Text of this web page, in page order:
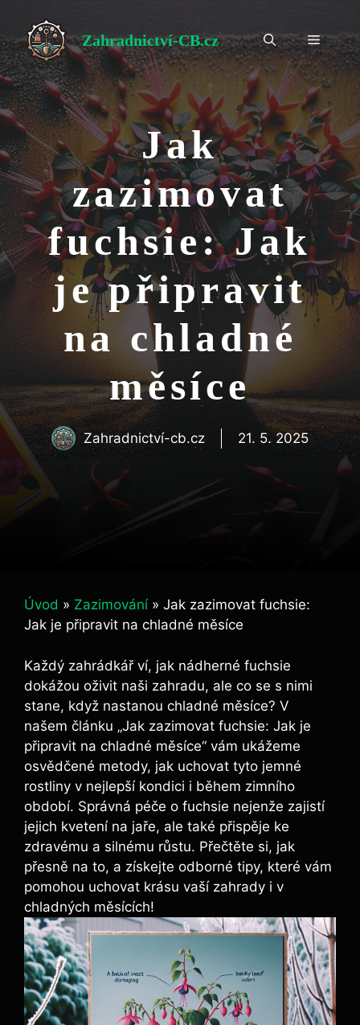
obsah
Zahradnictví-CB.cz Menu
Jak
zazimovat
fuchsie: Jak
je připravit
na chladné
měsíce
Zahradnictví-cb.cz 21. 5. 2025
Úvod » Zazimování » Jak zazimovat fuchsie:
Jak je připravit na chladné měsíce
Každý zahrádkář ví, jak nádherné fuchsie
dokážou oživit naši zahradu, ale co se s nimi
stane, když nastanou chladné měsíce? V
našem článku „Jak zazimovat fuchsie: Jak je
připravit na chladné měsíce“ vám ukážeme
osvědčené metody, jak uchovat tyto jemné
rostliny v nejlepší kondici i během zimního
období. Správná péče o fuchsie nejenže zajistí
jejich kvetení na jaře, ale také přispěje ke
zdravému a silnému růstu. Přečtěte si, jak
přesně na to, a získejte odborné tipy, které vám
pomohou uchovat krásu vaší zahrady i v
chladných měsících!